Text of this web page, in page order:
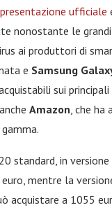
ufficiale
nonostante le
ai produttori di
e Samsung
sui
Amazon, che ha
standard, in
mentre la
acquistare a 1055